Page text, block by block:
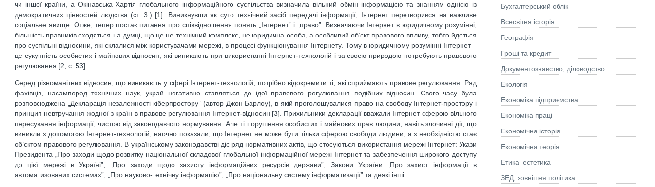
чи іншої країни, а Окінавська Хартія глобального інформаційного суспільства визначила вільний обмін інформацією та знанням однією із
демократичних цінностей людства (ст. 3.) [1]. Виникнувши як суто технічний засіб передачі інформації, Інтернет перетворився на важливе
соціальне явище. Отже, тепер постає питання про співвідношення понять „Інтернет” і „право”. Визначаючи Інтернет в юридичному розумінні,
більшість правників сходяться на думці, що це не технічний комплекс, не юридична особа, а особливий об’єкт правового впливу, тобто йдеться
про суспільні відносини, які склалися між користувачами мережі, в процесі функціонування Інтернету. Тому в юридичному розумінні Інтернет –
це сукупність особистих і майнових відносин, які виникають при використанні Інтернет-технологій і за своєю природою потребують правового
регулювання [2, с. 53].
Серед різноманітних відносин, що виникають у сфері Інтернет-технологій, потрібно відокремити ті, які сприймають правове регулювання. Ряд
фахівців, насамперед технічних наук, украй негативно ставляться до ідеї правового регулювання подібних відносин. Свого часу була
розповсюджена „Декларація незалежності кіберпростору” (автор Джон Барлоу), в якій проголошувалися право на свободу Інтернет-простору і
принцип невтручання жодної з країн в правове регулювання Інтернет-відносин [3]. Прихильники декларації вважали Інтернет сферою вільного
пересування інформації, чистою від законодавчого нормування. Але ті порушення особистих і майнових прав людини, навіть злочинні дії, що
виникли з допомогою Інтернет-технологій, наочно показали, що Інтернет не може бути тільки сферою свободи людини, а з необхідністю стає
об’єктом правового регулювання. В українському законодавстві діє ряд нормативних актів, що стосуються використання мережі Інтернет: Укази
Президента „Про заходи щодо розвитку національної складової глобальної інформаційної мережі Інтернет та забезпечення широкого доступу
до цієї мережі в Україні”, „Про заходи щодо захисту інформаційних ресурсів держави”, Закони України „Про захист інформації в
автоматизованих системах”, „Про науково-технічну інформацію”, „Про національну систему інформатизації” та деякі інші.
Бухгалтерський облік
Всесвітня історія
Географія
Гроші та кредит
Документознавство, діловодство
Екологія
Економіка підприємства
Економіка праці
Економічна історія
Економічна теорія
Етика, естетика
ЗЕД, зовнішня політика